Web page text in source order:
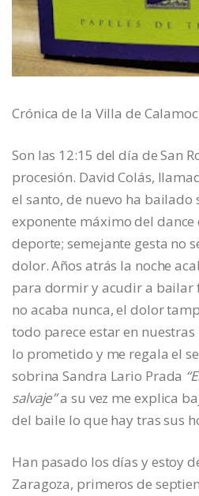
Crónica de la Villa de
Son las 12:15 del día de San
procesión. David Colás,
el santo, de nuevo ha
exponente máximo del dance
deporte; semejante gesta no
dolor. Años atrás la noche
para dormir y acudir a bailar
no acaba nunca, el dolor
todo parece estar en
lo prometido y me regala el
sobrina Sandra Lario Prada
salvaje”a su vez me explica
del baile lo que hay tras sus
Han pasado los días y estoy
Zaragoza, primeros de